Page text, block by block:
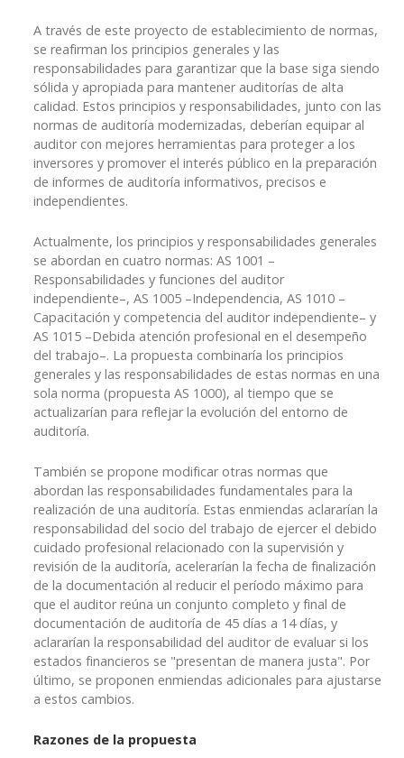
A través de este proyecto de establecimiento de normas,
se reafirman los principios generales y las
responsabilidades para garantizar que la base siga siendo
sólida y apropiada para mantener auditorías de alta
calidad. Estos principios y responsabilidades, junto con las
normas de auditoría modernizadas, deberían equipar al
auditor con mejores herramientas para proteger a los
inversores y promover el interés público en la preparación
de informes de auditoría informativos, precisos e
independientes.
Actualmente, los principios y responsabilidades generales
se abordan en cuatro normas: AS 1001 –
Responsabilidades y funciones del auditor
independiente–, AS 1005 –Independencia, AS 1010 –
Capacitación y competencia del auditor independiente– y
AS 1015 –Debida atención profesional en el desempeño
del trabajo–. La propuesta combinaría los principios
generales y las responsabilidades de estas normas en una
sola norma (propuesta AS 1000), al tiempo que se
actualizarían para reflejar la evolución del entorno de
auditoría.
También se propone modificar otras normas que
abordan las responsabilidades fundamentales para la
realización de una auditoría. Estas enmiendas aclararían la
responsabilidad del socio del trabajo de ejercer el debido
cuidado profesional relacionado con la supervisión y
revisión de la auditoría, acelerarían la fecha de finalización
de la documentación al reducir el período máximo para
que el auditor reúna un conjunto completo y final de
documentación de auditoría de 45 días a 14 días, y
aclararían la responsabilidad del auditor de evaluar si los
estados financieros se "presentan de manera justa". Por
último, se proponen enmiendas adicionales para ajustarse
a estos cambios.
Razones de la propuesta